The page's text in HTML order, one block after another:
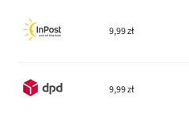
9,99 zł
9,99 zł